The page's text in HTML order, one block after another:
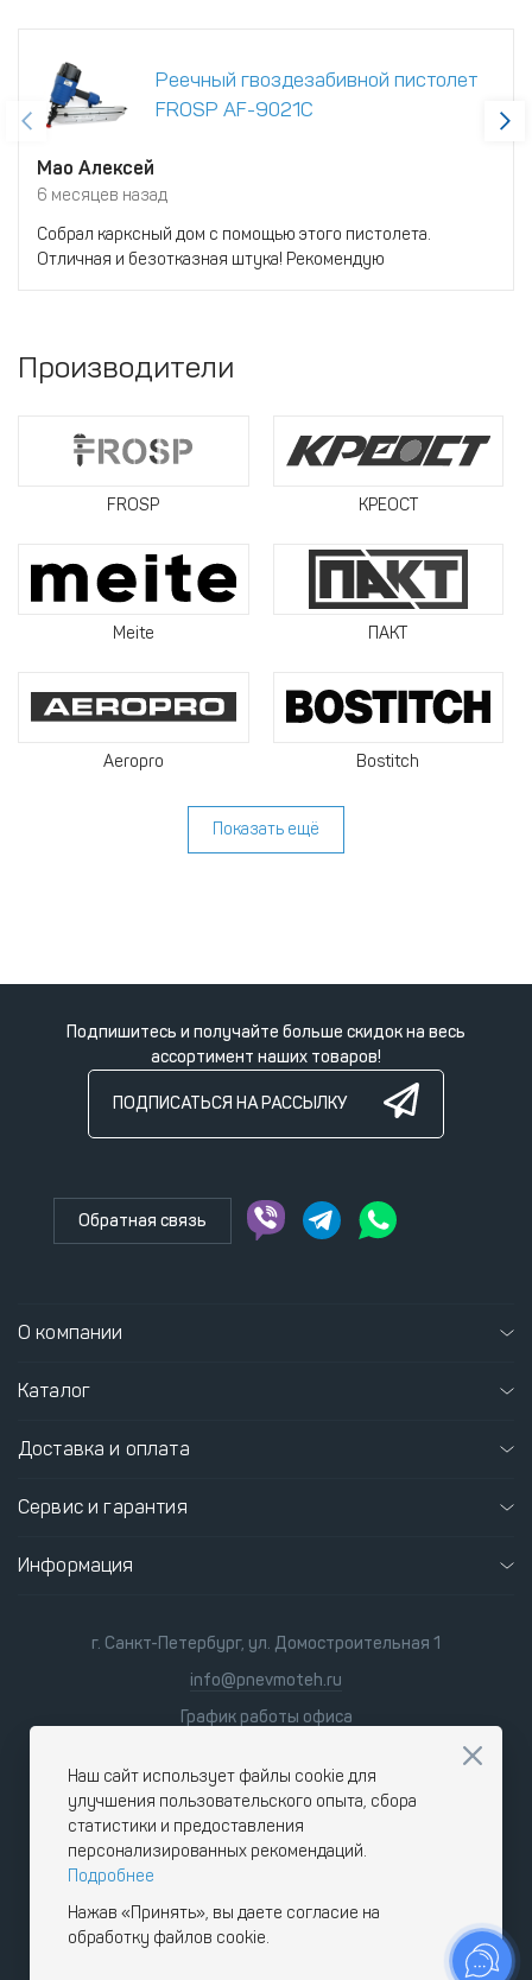
Реечный гвоздезабивной пистолет
FROSP AF-9021C
Мао Алексей
6 месяцев назад
Собрал карксный дом с помощью этого пистолета.
Отличная и безотказная штука! Рекомендую
Производители
FROSP КРЕОСТ
Meite ПАКТ
Aeropro Bostitch
Показать ещё
Подпишитесь и получайте больше скидок на весь
ассортимент наших товаров!
ПОДПИСАТЬСЯ НА РАССЫЛКУ
Обратная связь
О компании
Каталог
Доставка и оплата
Сервис и гарантия
Информация
г. Санкт-Петербург, ул. Домостроительная 1
info@pnevmoteh.ru
График работы офиса
сб-вс 9:00 - 18:00
Наш сайт использует файлы cookie для
улучшения пользовательского опыта, сбора
статистики и предоставления
персонализированных рекомендаций.
Подробнее
Нажав «Принять», вы даете согласие на
обработку файлов cookie.